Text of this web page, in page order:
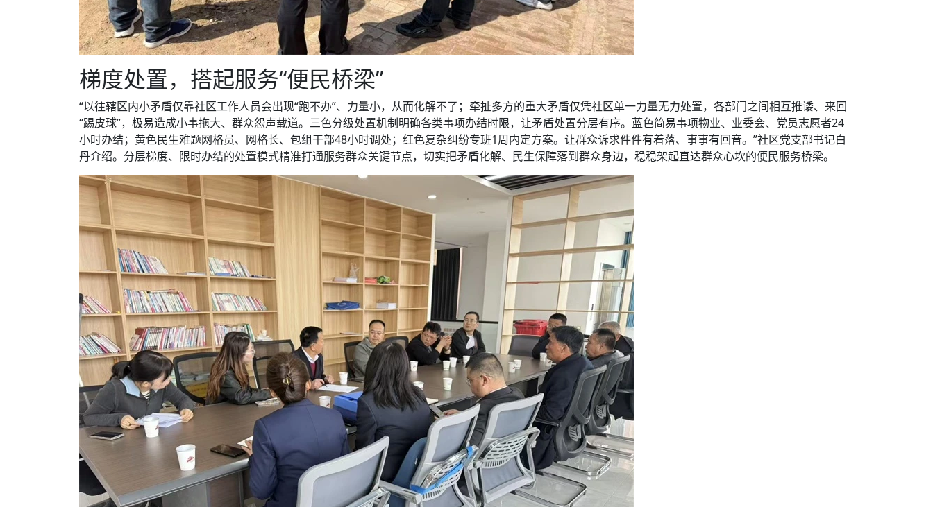
梯度处置，搭起服务“便民桥梁”
“以往辖区内小矛盾仅靠社区工作人员会出现“跑不办”、力量小，从而化解不了；牵扯多方的重大矛盾仅凭社区单一力量无力处置，各部门之间相互推诿、来回
“踢皮球”，极易造成小事拖大、群众怨声载道。三色分级处置机制明确各类事项办结时限，让矛盾处置分层有序。蓝色简易事项物业、业委会、党员志愿者24
小时办结；黄色民生难题网格员、网格长、包组干部48小时调处；红色复杂纠纷专班1周内定方案。让群众诉求件件有着落、事事有回音。”社区党支部书记白
丹介绍。分层梯度、限时办结的处置模式精准打通服务群众关键节点，切实把矛盾化解、民生保障落到群众身边，稳稳架起直达群众心坎的便民服务桥梁。